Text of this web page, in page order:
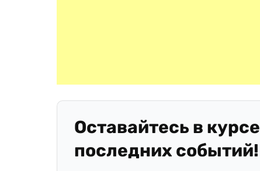
Оставайтесь в курсе
последних событий!